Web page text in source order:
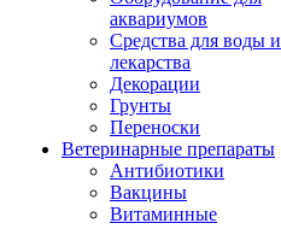
аквариумов
Средства для воды и
лекарства
Декорации
Грунты
Переноски
Ветеринарные препараты
Антибиотики
Вакцины
Витаминные